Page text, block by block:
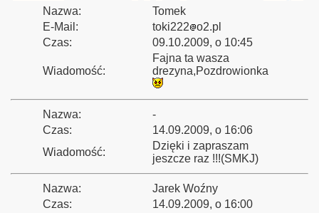
Nazwa:
Tomek
E-Mail:
toki222
o2.pl
Czas:
09.10.2009, o 10:45
Wiadomość:
Fajna ta wasza
drezyna,Pozdrowionka
Nazwa:
-
Czas:
14.09.2009, o 16:06
Wiadomość:
Dzięki i zapraszam
jeszcze raz !!!(SMKJ)
Nazwa:
Jarek Woźny
Czas:
14.09.2009, o 16:00
- Rzepin
2013”